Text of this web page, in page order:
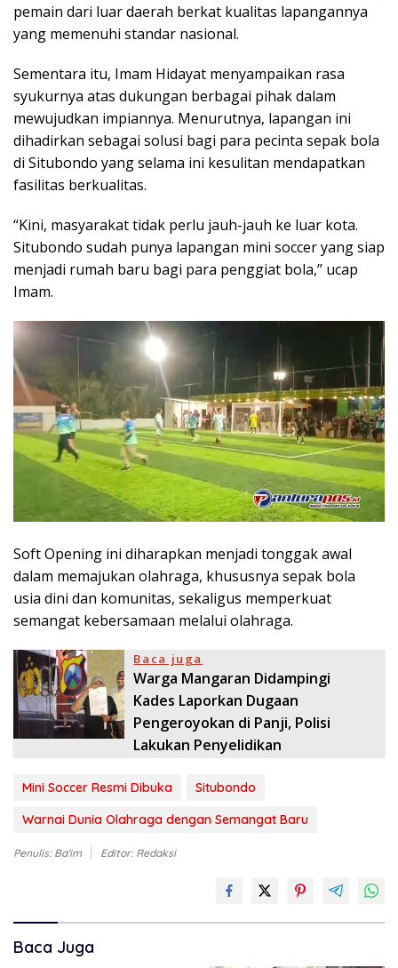
pemain dari luar daerah berkat kualitas lapangannya
yang memenuhi standar nasional.
Sementara itu, Imam Hidayat menyampaikan rasa
syukurnya atas dukungan berbagai pihak dalam
mewujudkan impiannya. Menurutnya, lapangan ini
dihadirkan sebagai solusi bagi para pecinta sepak bola
di Situbondo yang selama ini kesulitan mendapatkan
fasilitas berkualitas.
“Kini, masyarakat tidak perlu jauh-jauh ke luar kota.
Situbondo sudah punya lapangan mini soccer yang siap
menjadi rumah baru bagi para penggiat bola,” ucap
Imam.
Soft Opening ini diharapkan menjadi tonggak awal
dalam memajukan olahraga, khususnya sepak bola
usia dini dan komunitas, sekaligus memperkuat
semangat kebersamaan melalui olahraga.
Baca juga
Warga Mangaran Didampingi
Kades Laporkan Dugaan
Pengeroyokan di Panji, Polisi
Lakukan Penyelidikan
Mini Soccer Resmi Dibuka
Situbondo
Warnai Dunia Olahraga dengan Semangat Baru
Penulis: Ba'im Editor: Redaksi
Baca Juga